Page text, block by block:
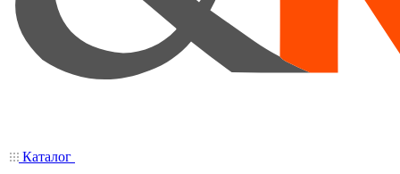
Каталог